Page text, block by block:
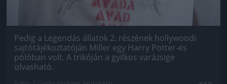
Pedig a Legendás állatok 2. részének hollywoodi
sajtótájékoztatóján Miller egy Harry Potter-es
pólóban volt. A trikóján a gyilkos varázsige
olvasható.